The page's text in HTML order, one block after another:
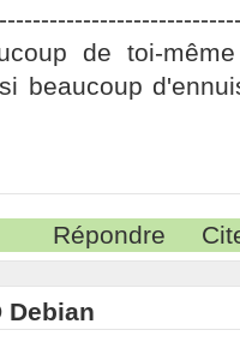
de toi-
beaucoup
Répondre
Debian